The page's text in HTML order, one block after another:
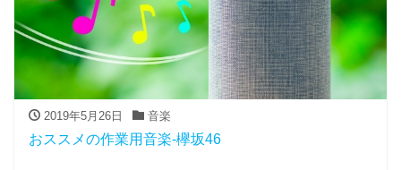
2019年5月26日 音楽
おススメの作業用音楽-欅坂46